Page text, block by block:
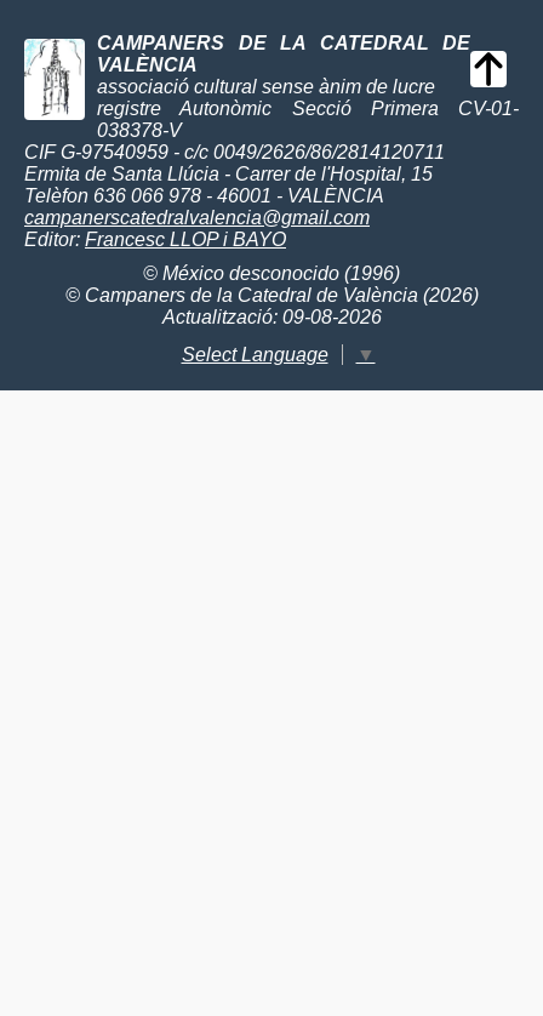
CAMPANERS DE LA CATEDRAL DE
VALÈNCIA
associació cultural sense ànim de lucre
registre Autonòmic Secció Primera CV-01-
038378-V
CIF G-97540959 - c/c 0049/2626/86/2814120711
Ermita de Santa Llúcia - Carrer de l'Hospital, 15
Telèfon 636 066 978 - 46001 - VALÈNCIA
campanerscatedralvalencia@gmail.com
Editor: Francesc LLOP i BAYO
© México desconocido (1996)
© Campaners de la Catedral de València (2026)
Actualització: 09-08-2026
Select Language
▼